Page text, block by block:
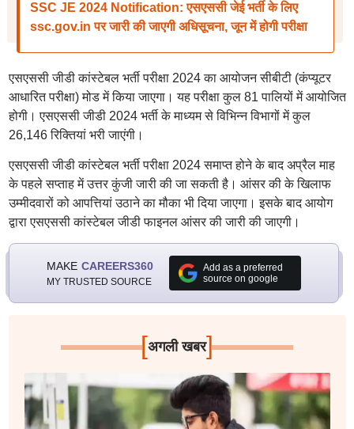
SSC JE 2024 Notification: एसएससी जेई भर्ती के लिए
ssc.gov.in पर जारी की जाएगी अधिसूचना, जून में होगी परीक्षा
एसएससी जीडी कांस्टेबल भर्ती परीक्षा 2024 का आयोजन सीबीटी (कंप्यूटर
आधारित परीक्षा) मोड में किया जाएगा। यह परीक्षा कुल 81 पालियों में आयोजित
होगी। एसएससी जीडी 2024 भर्ती के माध्यम से विभिन्न विभागों में कुल
26,146 रिक्तियां भरी जाएंगी।
एसएससी जीडी कांस्टेबल भर्ती परीक्षा 2024 समाप्त होने के बाद अप्रैल माह
के पहले सप्ताह में उत्तर कुंजी जारी की जा सकती है। आंसर की के खिलाफ
उम्मीदवारों को आपत्तियां उठाने का मौका भी दिया जाएगा। इसके बाद आयोग
द्वारा एसएससी कांस्टेबल जीडी फाइनल आंसर की जारी की जाएगी।
MAKE CAREERS360
MY TRUSTED SOURCE
Add as a preferred
source on google
[अगली खबर]